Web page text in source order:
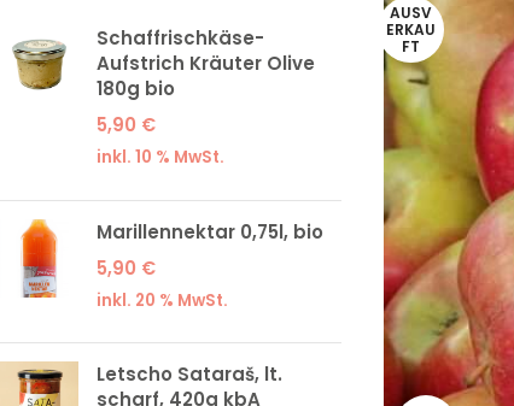
Schaffrischkäse-
Aufstrich Kräuter Olive
180g bio
5,90 €
inkl. 10 % MwSt.
Marillennektar 0,75l, bio
5,90 €
inkl. 20 % MwSt.
Letscho Sataraš, lt.
scharf, 420g kbA
AUSV
ERKAU
FT